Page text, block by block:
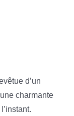
d’un
charmante